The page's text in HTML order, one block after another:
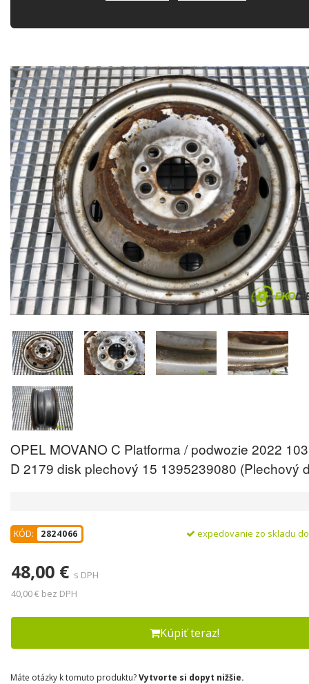
OPEL MOVANO C Platforma / podwozie 2022
D 2179 disk plechový 15 1395239080 (Plechový
KÓD: 2824066 expedovanie zo skladu
48,00 € s DPH
40,00 € bez DPH
Kúpiť teraz!
Máte otázky k tomuto produktu?Vytvorte si dopyt nižšie.